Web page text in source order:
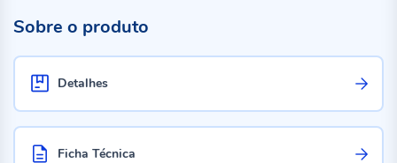
Sobre o produto
Detalhes
Ficha Técnica